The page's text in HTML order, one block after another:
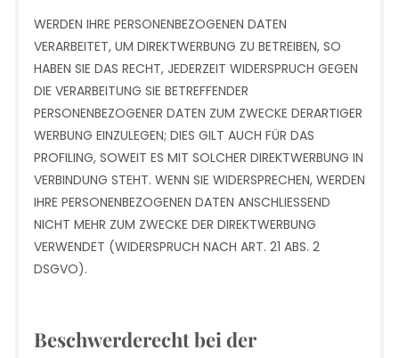
WERDEN IHRE PERSONENBEZOGENEN DATEN
VERARBEITET, UM DIREKTWERBUNG ZU BETREIBEN, SO
HABEN SIE DAS RECHT, JEDERZEIT WIDERSPRUCH GEGEN
DIE VERARBEITUNG SIE BETREFFENDER
PERSONENBEZOGENER DATEN ZUM ZWECKE DERARTIGER
WERBUNG EINZULEGEN; DIES GILT AUCH FÜR DAS
PROFILING, SOWEIT ES MIT SOLCHER DIREKTWERBUNG IN
VERBINDUNG STEHT. WENN SIE WIDERSPRECHEN, WERDEN
IHRE PERSONENBEZOGENEN DATEN ANSCHLIESSEND
NICHT MEHR ZUM ZWECKE DER DIREKTWERBUNG
VERWENDET (WIDERSPRUCH NACH ART. 21 ABS. 2
DSGVO).
Beschwerde­recht bei der